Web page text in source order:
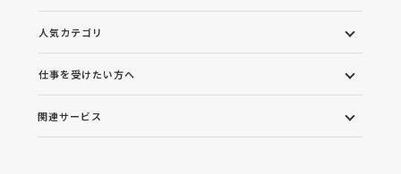
人気カテゴリ
仕事を受けたい方へ
関連サービス